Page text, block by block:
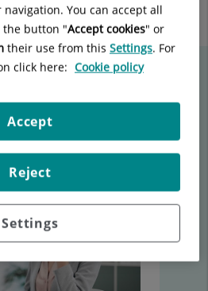
aTu canal de salud.
You can accept all
the button "Accept cookies" or
their use from this Settings. For
click here: Cookie policy
Settings
Reject
Accept